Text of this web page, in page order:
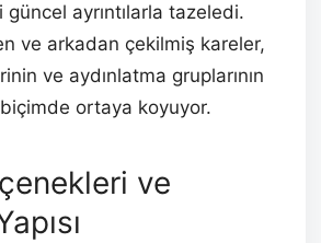
güncel ayrıntılarla tazeledi.
ve arkadan çekilmiş kareler,
ve aydınlatma gruplarının
ortaya koyuyor.
ve